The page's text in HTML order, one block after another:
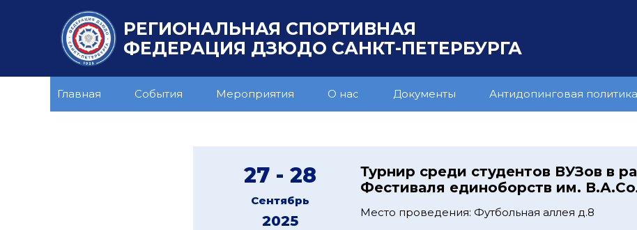
РЕГИОНАЛЬНАЯ СПОРТИВНАЯ
ФЕДЕРАЦИЯ ДЗЮДО САНКТ-ПЕТЕРБУРГА
Главная События Мероприятия О нас Документы Антидопинговая политика
27 - 28
Сентябрь
2025
Турнир среди студентов ВУЗов в
Фестиваля единоборств им.
Место проведения: Футбольная аллея д.8